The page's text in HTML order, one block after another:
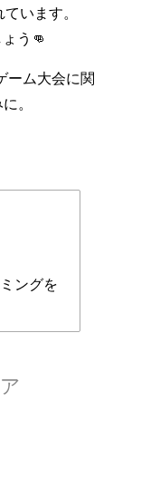
います。
う👊
ーム大会に関
。
ングを